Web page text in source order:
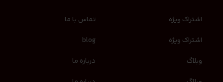
اشتراک ویژه
اشتراک ویژه
وبلاگ
تماس با ما
blog
درباره ما